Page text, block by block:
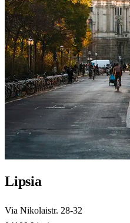
Lipsia
Via Nikolaistr. 28-32